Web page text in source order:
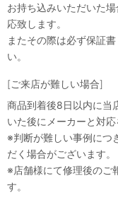
お持ち込みいただいた
応致します。
またその際は必ず保証
い。
[ご来店が難しい場合]
商品到着後8日以内に当
いた後にメーカーと対応
※判断が難しい事例につ
だく場合がございます。
※店舗様にて修理後のご
す。